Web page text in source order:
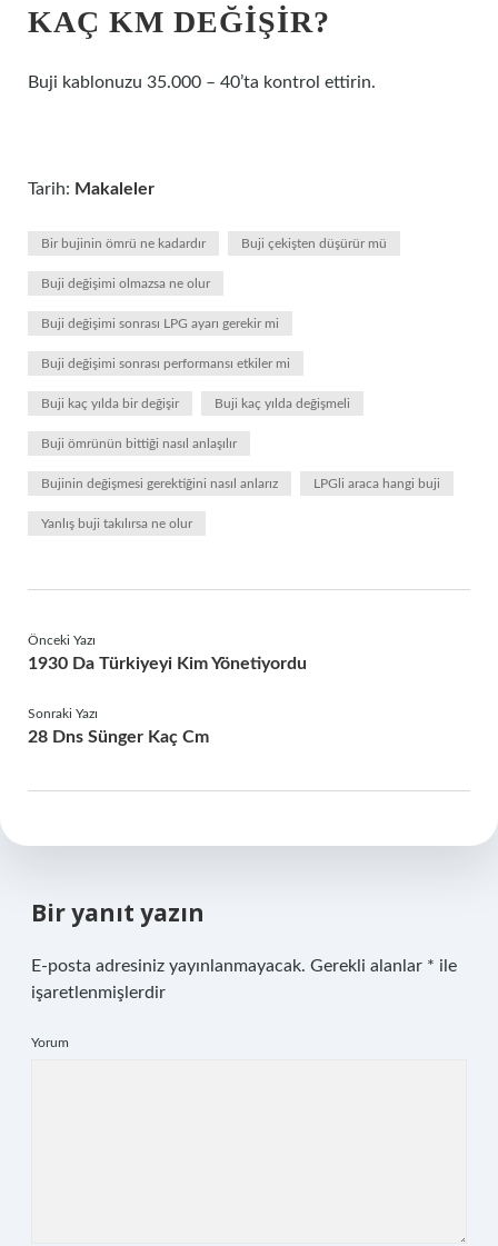
KAÇ KM DEĞIŞIR?
Buji kablonuzu 35.000 – 40’ta kontrol ettirin.
Tarih: Makaleler
Bir bujinin ömrü ne kadardır Buji çekişten düşürür mü
Buji değişimi olmazsa ne olur
Buji değişimi sonrası LPG ayarı gerekir mi
Buji değişimi sonrası performansı etkiler mi
Buji kaç yılda bir değişir Buji kaç yılda değişmeli
Buji ömrünün bittiği nasıl anlaşılır
Bujinin değişmesi gerektiğini nasıl anlarız LPGli araca hangi buji
Yanlış buji takılırsa ne olur
Önceki Yazı
1930 Da Türkiyeyi Kim Yönetiyordu
Sonraki Yazı
28 Dns Sünger Kaç Cm
Bir yanıt yazın
E-posta adresiniz yayınlanmayacak. Gerekli alanlar * ile
işaretlenmişlerdir
Yorum